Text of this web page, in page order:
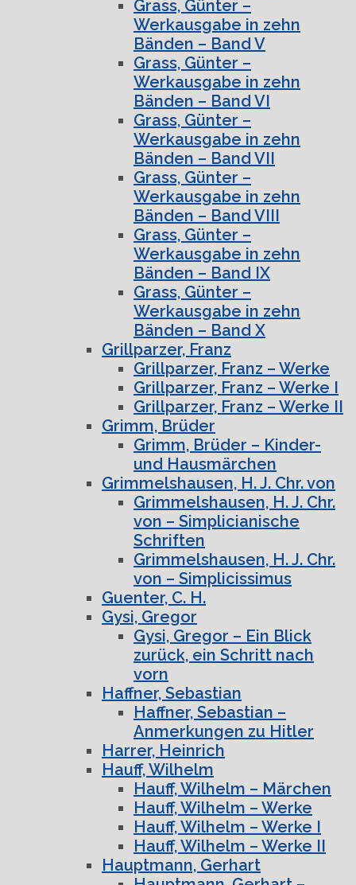
Grass, Günter –
Werkausgabe in zehn
Bänden – Band V
Grass, Günter –
Werkausgabe in zehn
Bänden – Band VI
Grass, Günter –
Werkausgabe in zehn
Bänden – Band VII
Grass, Günter –
Werkausgabe in zehn
Bänden – Band VIII
Grass, Günter –
Werkausgabe in zehn
Bänden – Band IX
Grass, Günter –
Werkausgabe in zehn
Bänden – Band X
Grillparzer, Franz
Grillparzer, Franz – Werke
Grillparzer, Franz – Werke I
Grillparzer, Franz – Werke II
Grimm, Brüder
Grimm, Brüder – Kinder-
und Hausmärchen
Grimmelshausen, H. J. Chr. von
Grimmelshausen, H. J. Chr.
von – Simplicianische
Schriften
Grimmelshausen, H. J. Chr.
von – Simplicissimus
Guenter, C. H.
Gysi, Gregor
Gysi, Gregor – Ein Blick
zurück, ein Schritt nach
vorn
Haffner, Sebastian
Haffner, Sebastian –
Anmerkungen zu Hitler
Harrer, Heinrich
Hauff, Wilhelm
Hauff, Wilhelm – Märchen
Hauff, Wilhelm – Werke
Hauff, Wilhelm – Werke I
Hauff, Wilhelm – Werke II
Hauptmann, Gerhart